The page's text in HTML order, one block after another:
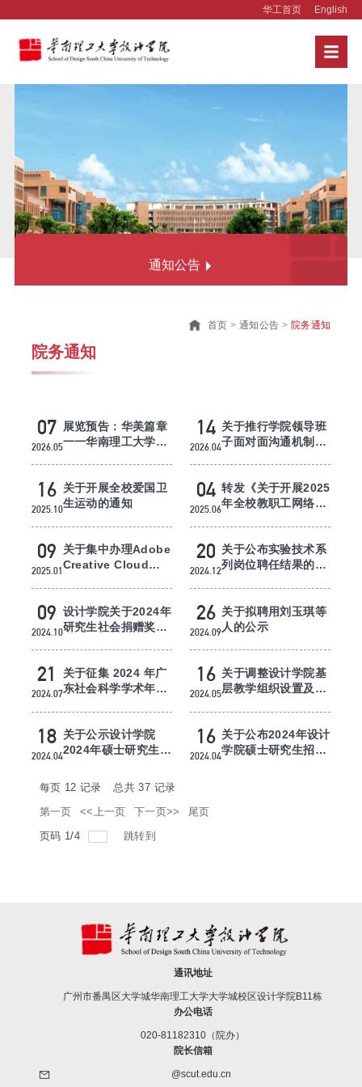
华工首页 English
通知公告
学术科研
实验室管理
本科教务
学生工作
首页 >通知公告 > 院务通知
院务通知
07
2026.05
展览预告：华美篇章
一一华南理工大学设
14
2026.04
关于推行学院领导班
子面对面沟通机制的
16
2025.10
关于开展全校爱国卫
生运动的通知
04
2025.06
转发《关于开展2025
年全校教职工网络安
09
2025.01
关于集中办理Adobe
Creative Cloud系
20
2024.12
关于公布实验技术系
列岗位聘任结果的通
09
2024.10
设计学院关于2024年
研究生社会捐赠奖学
26
2024.09
关于拟聘用刘玉琪等
人的公示
21
2024.07
关于征集 2024 年广
东社会科学学术年会
16
2024.05
关于调整设计学院基
层教学组织设置及相
18
2024.04
关于公示设计学院
2024年硕士研究生拟
通知
16
2024.04
关于公布2024年设计
学院硕士研究生招生
每页 12 记录 总共37 记录
第一页
<<上一页 下一页>>
尾页
页码 1/4 跳转到
通讯地址
广州市番禺区大学城华南理工大学大学城校区设计学院B11栋
办公电话
020-81182310（院办）
院长信箱
@scut.edu.cn